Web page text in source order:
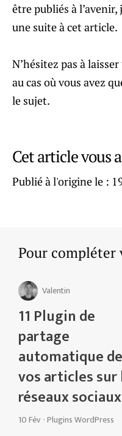
être publiés à
une suite à cet article.
N’hésitez pas à
au cas où vous avez
le sujet.
Cet article vous
Publié à l'origine le :
Pour compléter
Valentin
11 Plugin de
partage
automatique de
vos articles sur
réseaux sociaux
10 Fév ·Plugins WordPress